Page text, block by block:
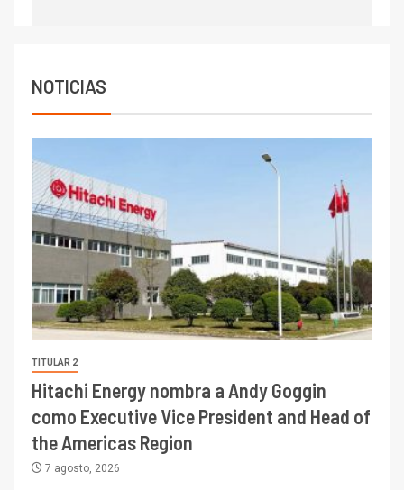
NOTICIAS
TITULAR 2
Hitachi Energy nombra a Andy Goggin
como Executive Vice President and Head of
the Americas Region
7 agosto, 2026